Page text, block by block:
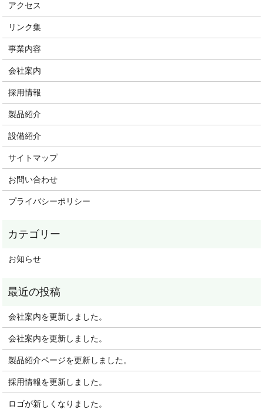
アクセス
リンク集
事業内容
会社案内
採用情報
製品紹介
設備紹介
サイトマップ
お問い合わせ
プライバシーポリシー
お知らせ
会社案内を更新しました。
会社案内を更新しました。
製品紹介ページを更新しました。
採用情報を更新しました。
ロゴが新しくなりました。